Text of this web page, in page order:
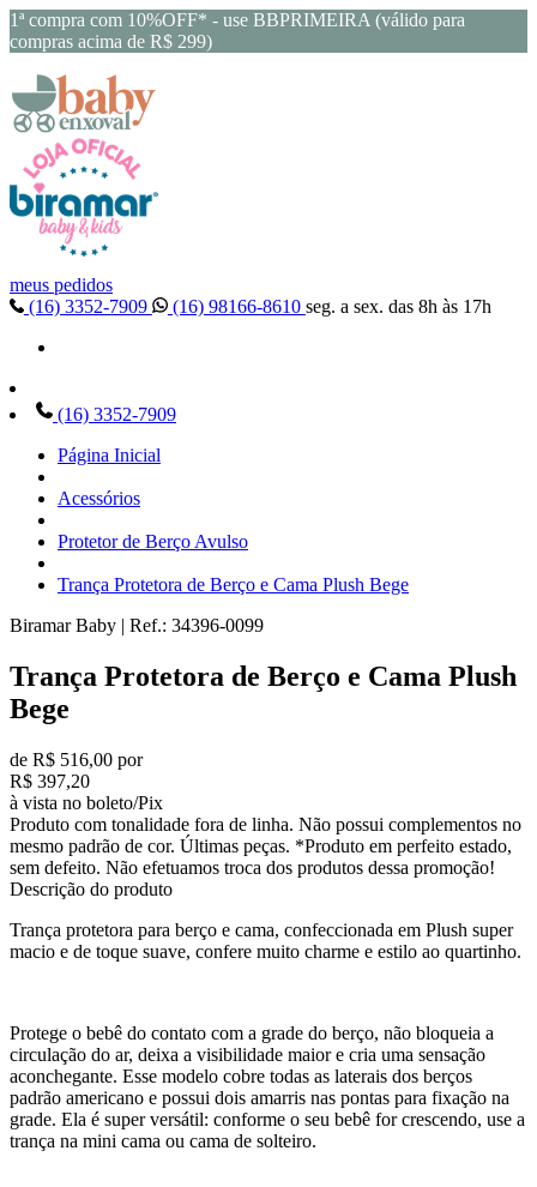
1ª compra com 10%OFF* - use BBPRIMEIRA (válido para
compras acima de R$ 299)
meus pedidos
(16) 3352-7909
(16) 98166-8610 seg. a sex. das 8h às 17h
(16) 3352-7909
Página Inicial
Acessórios
Protetor de Berço Avulso
Trança Protetora de Berço e Cama Plush Bege
Biramar Baby | Ref.: 34396-0099
Trança Protetora de Berço e Cama Plush
Bege
de R$ 516,00 por
R$ 397,20
à vista no boleto/Pix
Produto com tonalidade fora de linha. Não possui complementos no
mesmo padrão de cor. Últimas peças. *Produto em perfeito estado,
sem defeito. Não efetuamos troca dos produtos dessa promoção!
Descrição do produto
Trança protetora para berço e cama, confeccionada em Plush super
macio e de toque suave, confere muito charme e estilo ao quartinho.
Protege o bebê do contato com a grade do berço, não bloqueia a
circulação do ar, deixa a visibilidade maior e cria uma sensação
aconchegante. Esse modelo cobre todas as laterais dos berços
padrão americano e possui dois amarris nas pontas para fixação na
grade. Ela é super versátil: conforme o seu bebê for crescendo, use a
trança na mini cama ou cama de solteiro.